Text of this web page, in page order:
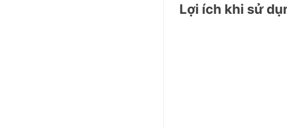
Lợi ích khi sử